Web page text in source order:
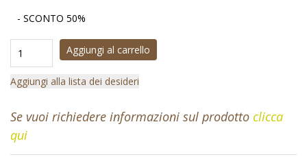
- SCONTO 50%
Aggiungi al carrello
Aggiungi alla lista dei desideri
Se vuoi richiedere informazioni sul prodotto clicca
qui